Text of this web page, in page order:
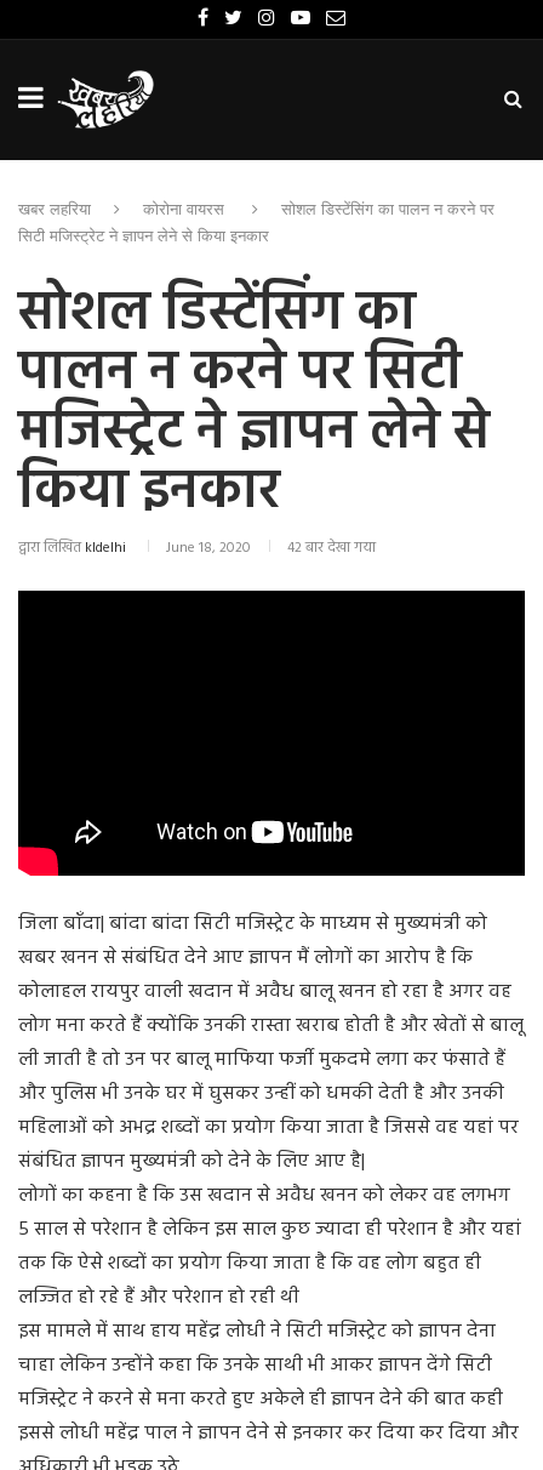
खबर लहरिया कोरोना वायरस
सोशल डिस्टेंसिंग का पालन न करने पर
सिटी मजिस्ट्रेट ने ज्ञापन लेने से किया इनकार
सोशल डिस्टेंसिंग का
पालन न करने पर सिटी
मजिस्ट्रेट ने ज्ञापन लेने से
किया इनकार
द्वारा लिखितkldelhi June 18, 2020 42 बार देखा गया
जिला बाँदा| बांदा बांदा सिटी मजिस्ट्रेट के माध्यम से मुख्यमंत्री को
खबर खनन से संबंधित देने आए ज्ञापन मैं लोगों का आरोप है कि
कोलाहल रायपुर वाली खदान में अवैध बालू खनन हो रहा है अगर वह
लोग मना करते हैं क्योंकि उनकी रास्ता खराब होती है और खेतों से बालू
ली जाती है तो उन पर बालू माफिया फर्जी मुकदमे लगा कर फंसाते हैं
और पुलिस भी उनके घर में घुसकर उन्हीं को धमकी देती है और उनकी
महिलाओं को अभद्र शब्दों का प्रयोग किया जाता है जिससे वह यहां पर
संबंधित ज्ञापन मुख्यमंत्री को देने के लिए आए है|
लोगों का कहना है कि उस खदान से अवैध खनन को लेकर वह लगभग
5 साल से परेशान है लेकिन इस साल कुछ ज्यादा ही परेशान है और यहां
तक कि ऐसे शब्दों का प्रयोग किया जाता है कि वह लोग बहुत ही
लज्जित हो रहे हैं और परेशान हो रही थी
इस मामले में साथ हाय महेंद्र लोधी ने सिटी मजिस्ट्रेट को ज्ञापन देना
चाहा लेकिन उन्होंने कहा कि उनके साथी भी आकर ज्ञापन देंगे सिटी
मजिस्ट्रेट ने करने से मना करते हुए अकेले ही ज्ञापन देने की बात कही
इससे लोधी महेंद्र पाल ने ज्ञापन देने से इनकार कर दिया कर दिया और